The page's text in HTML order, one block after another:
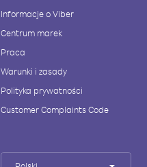
Informacje o Viber
Centrum marek
Praca
Warunki i zasady
Polityka prywatności
Customer Complaints Code